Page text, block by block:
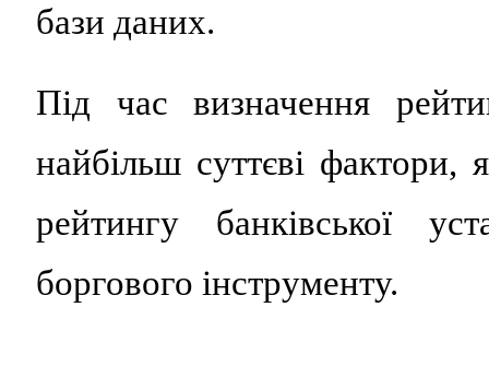
бази даних.
Під час визначення
найбільш суттєві фактори,
рейтингу банківської
боргового інструменту.